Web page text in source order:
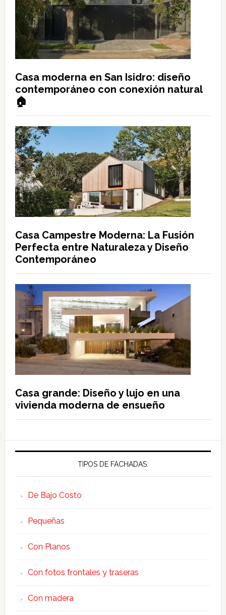
Casa moderna en San Isidro: diseño
contemporáneo con conexión natural
🏠
Casa Campestre Moderna: La Fusión
Perfecta entre Naturaleza y Diseño
Contemporáneo
Casa grande: Diseño y lujo en una
vivienda moderna de ensueño
TIPOS DE FACHADAS:
De Bajo Costo
Pequeñas
Con Planos
Con fotos frontales y traseras
Con madera